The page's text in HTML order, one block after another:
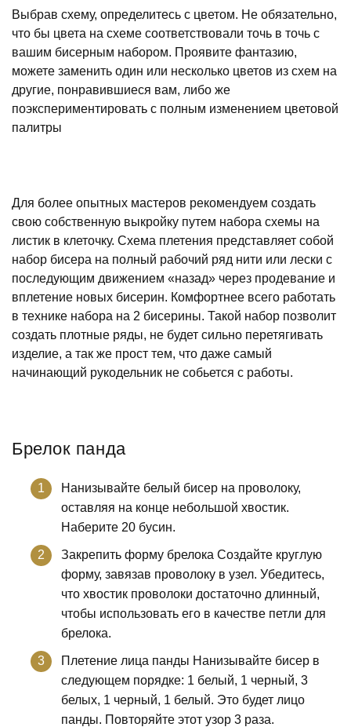
Выбрав схему, определитесь с цветом. Не обязательно,
что бы цвета на схеме соответствовали точь в точь с
вашим бисерным набором. Проявите фантазию,
можете заменить один или несколько цветов из схем на
другие, понравившиеся вам, либо же
поэкспериментировать с полным изменением цветовой
палитры
Для более опытных мастеров рекомендуем создать
свою собственную выкройку путем набора схемы на
листик в клеточку. Схема плетения представляет собой
набор бисера на полный рабочий ряд нити или лески с
последующим движением «назад» через продевание и
вплетение новых бисерин. Комфортнее всего работать
в технике набора на 2 бисерины. Такой набор позволит
создать плотные ряды, не будет сильно перетягивать
изделие, а так же прост тем, что даже самый
начинающий рукодельник не собьется с работы.
Брелок панда
Нанизывайте белый бисер на проволоку,
оставляя на конце небольшой хвостик.
Наберите 20 бусин.
Закрепить форму брелока Создайте круглую
форму, завязав проволоку в узел. Убедитесь,
что хвостик проволоки достаточно длинный,
чтобы использовать его в качестве петли для
брелока.
Плетение лица панды Нанизывайте бисер в
следующем порядке: 1 белый, 1 черный, 3
белых, 1 черный, 1 белый. Это будет лицо
панды. Повторяйте этот узор 3 раза.